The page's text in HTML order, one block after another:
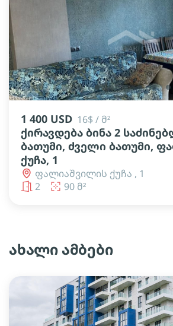
lens lens lens lens lens lens
1 400 USD 16$ / მ²
ქირავდება ბინა 2
ბათუმი, ძველი ბათუმი,
ქუჩა, 1
ფალიაშვილის ქუჩა , 1
2
90 მ²
ახალი ამბები